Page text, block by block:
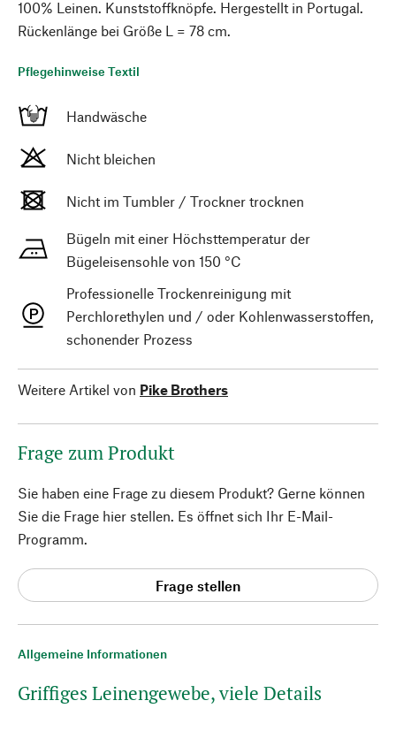
Allgemeine Informationen
Griffiges Leinengewebe, viele Details
100% Leinen. Kunststoffknöpfe. Hergestellt in Portugal.
Rückenlänge bei Größe L = 78 cm.
Pflegehinweise Textil
Handwäsche
Nicht bleichen
Nicht im Tumbler / Trockner trocknen
Bügeln mit einer Höchsttemperatur der
Bügeleisensohle von 150 °C
Professionelle Trockenreinigung mit
Perchlorethylen und / oder Kohlenwasserstoffen,
schonender Prozess
Weitere Artikel von Pike Brothers
Frage zum Produkt
Sie haben eine Frage zu diesem Produkt? Gerne können
Sie die Frage hier stellen. Es öffnet sich Ihr E-Mail-
Programm.
Frage stellen